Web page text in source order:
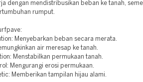
dengan mendistribusikan beban ke tanah,
rumput.
Menyebarkan beban secara merata.
air meresap ke tanah.
Menstabilkan permukaan tanah.
Mengurangi erosi permukaan.
Memberikan tampilan hijau alami.